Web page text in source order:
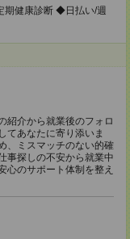
健康診断 ◆日払い/週
紹介から就業後のフォロ
てあなたに寄り添いま
、ミスマッチのない的確
事探しの不安から就業中
心のサポート体制を整え